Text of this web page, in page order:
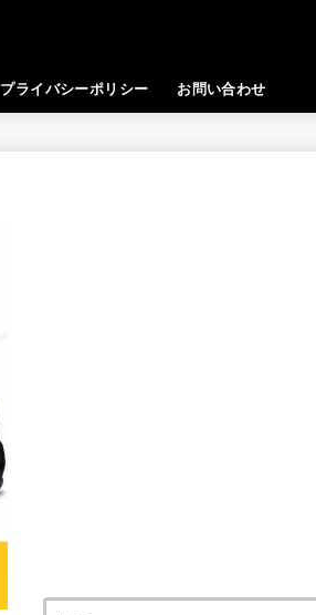
プライバシーポリシー お問い合わせ